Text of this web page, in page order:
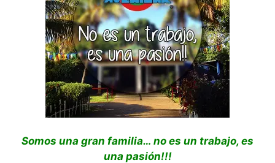
Somos una gran familia… no es un trabajo, es
una pasión!!!